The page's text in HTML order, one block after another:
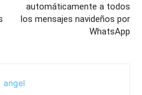
automáticamente a todos
los mensajes navideños por
WhatsApp